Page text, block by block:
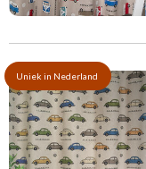
Uniek in Nederland